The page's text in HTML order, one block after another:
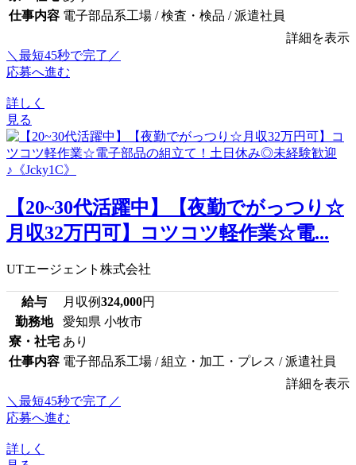
仕事内容 電子部品系工場 / 検査・検品 / 派遣社員
詳細を表示
＼最短45秒で完了／
応募へ進む
詳しく
見る
【20~30代活躍中】【夜勤でがっつり☆
月収32万円可】コツコツ軽作業☆電...
UTエージェント株式会社
給与 月収例324,000円
勤務地
愛知県 小牧市
寮・社宅 あり
仕事内容 電子部品系工場 / 組立・加工・プレス / 派遣社員
詳細を表示
＼最短45秒で完了／
応募へ進む
詳しく